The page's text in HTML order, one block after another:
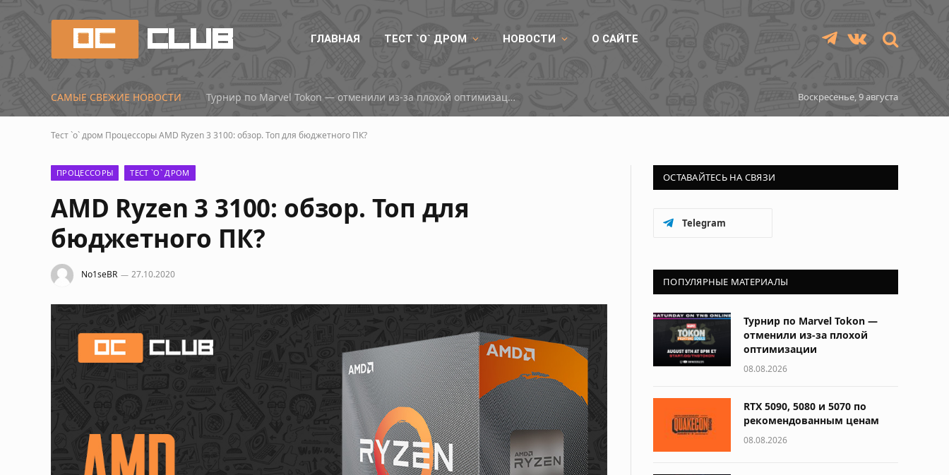
ГЛАВНАЯ ТЕСТ `О` ДРОМ НОВОСТИ О САЙТЕ TelegramVKontakte
САМЫЕ СВЕЖИЕ НОВОСТИ RTX 5090, 5080 и 5070 по рекомендованным ценам Воскресенье, 9 августа
Тест `о` дром ПроцессорыAMD Ryzen 3 3100: обзор. Топ для бюджетного ПК?
ПРОЦЕССОРЫ ТЕСТ `О` ДРОМ
AMD Ryzen 3 3100: обзор. Топ для
бюджетного ПК?
No1seBR 27.10.2020
ОСТАВАЙТЕСЬ НА СВЯЗИ
Telegram
ПОПУЛЯРНЫЕ МАТЕРИАЛЫ
Турнир по Marvel Tokon —
отменили из-за плохой
оптимизации
08.08.2026
RTX 5090, 5080 и 5070 по
рекомендованным ценам
08.08.2026